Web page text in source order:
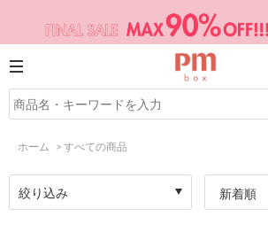
ホーム > すべての商品
絞り込み 新着順